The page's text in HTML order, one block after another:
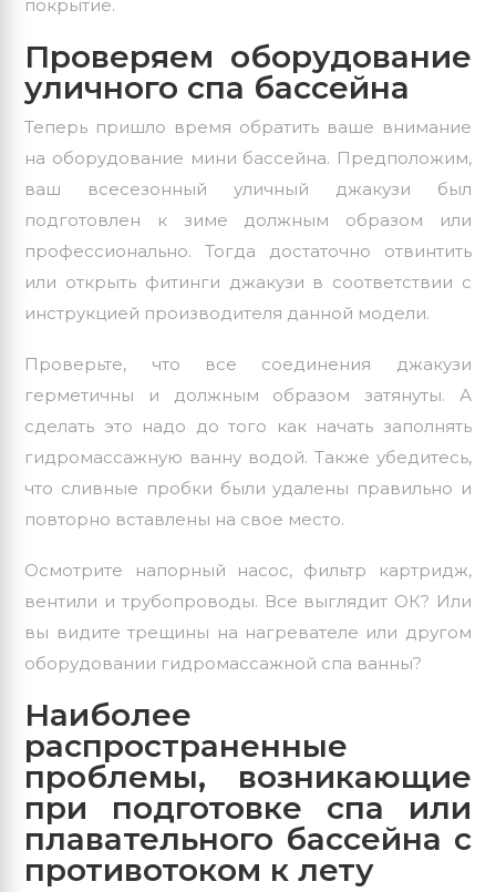
покрытие.
Проверяем оборудование
уличного спа бассейна
Теперь пришло время обратить ваше внимание
на оборудование мини бассейна. Предположим,
ваш всесезонный уличный джакузи был
подготовлен к зиме должным образом или
профессионально. Тогда достаточно отвинтить
или открыть фитинги джакузи в соответствии с
инструкцией производителя данной модели.
Проверьте, что все соединения джакузи
герметичны и должным образом затянуты. А
сделать это надо до того как начать заполнять
гидромассажную ванну водой. Также убедитесь,
что сливные пробки были удалены правильно и
повторно вставлены на свое место.
Осмотрите напорный насос, фильтр картридж,
вентили и трубопроводы. Все выглядит ОК? Или
вы видите трещины на нагревателе или другом
оборудовании гидромассажной спа ванны?
Наиболее
распространенные
проблемы, возникающие
при подготовке спа или
плавательного бассейна с
противотоком к лету